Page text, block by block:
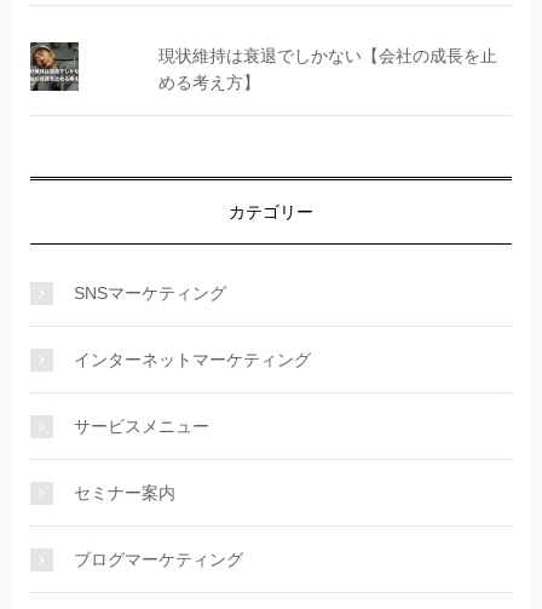
現状維持は衰退でしかない【会社の成長を止
める考え方】
カテゴリー
SNSマーケティング
インターネットマーケティング
サービスメニュー
セミナー案内
ブログマーケティング